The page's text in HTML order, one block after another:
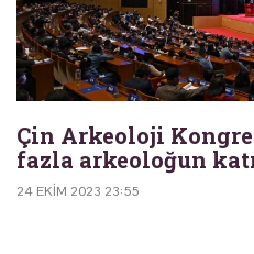
Çin Arkeoloji
fazla arkeoloğun
24 EKIM 2023 23:55